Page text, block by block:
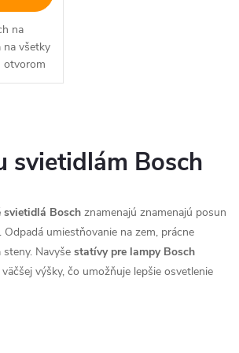
na
na všetky
otvorom
svietidlám Bosch
svietidlá Bosch znamenajú znamenajú posun
. Odpadá umiestňovanie na zem, prácne
Navyše statívy pre lampy Bosch
výšky, čo umožňuje lepšie osvetlenie